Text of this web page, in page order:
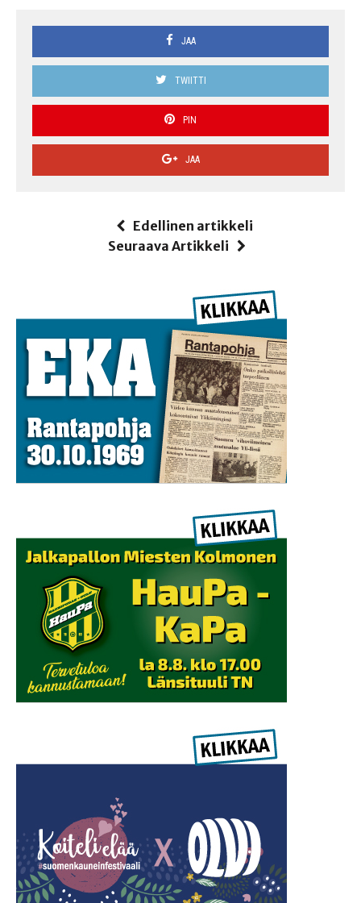
JAA
TWIITTI
PIN
JAA
Edellinen artikkeli
Seuraava Artikkeli